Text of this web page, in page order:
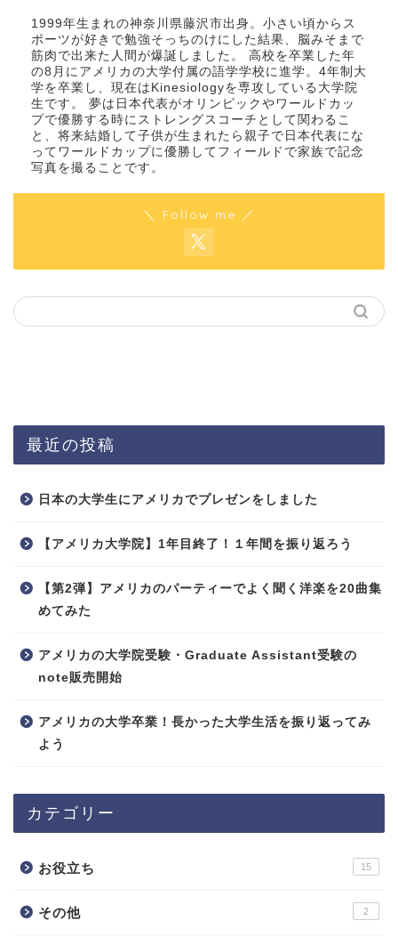
1999年生まれの神奈川県藤沢市出身。小さい頃からス
ポーツが好きで勉強そっちのけにした結果、脳みそまで
筋肉で出来た人間が爆誕しました。 高校を卒業した年
の8月にアメリカの大学付属の語学学校に進学。4年制大
学を卒業し、現在はKinesiologyを専攻している大学院
生です。 夢は日本代表がオリンピックやワールドカッ
プで優勝する時にストレングスコーチとして関わるこ
と、将来結婚して子供が生まれたら親子で日本代表にな
ってワールドカップに優勝してフィールドで家族で記念
写真を撮ることです。
＼ Follow me ／
最近の投稿
日本の大学生にアメリカでプレゼンをしました
【アメリカ大学院】1年目終了！１年間を振り返ろう
【第2弾】アメリカのパーティーでよく聞く洋楽を20曲集
めてみた
アメリカの大学院受験・Graduate Assistant受験の
note販売開始
アメリカの大学卒業！長かった大学生活を振り返ってみ
よう
カテゴリー
お役立ち 15
その他 2